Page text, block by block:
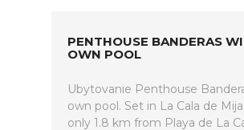
PENTHOUSE BANDERAS
OWN POOL
Ubytovanie Penthouse
own pool. Set in La Cala de
only 1.8 km from Playa de La